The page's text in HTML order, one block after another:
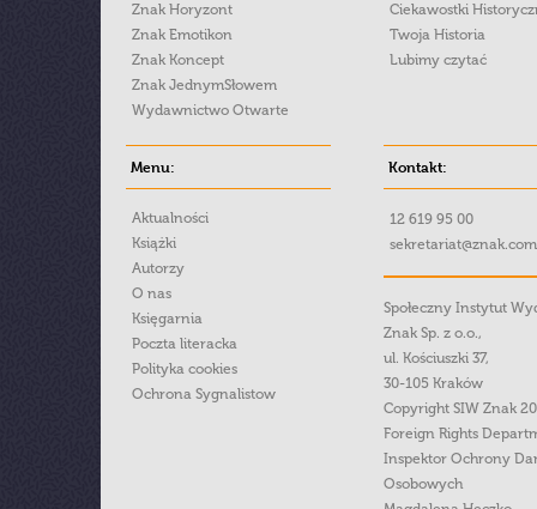
Znak Horyzont
Znak Emotikon
Znak Koncept
Znak JednymSłowem
Wydawnictwo Otwarte
Ciekawostki
Twoja Historia
Lubimy czytać
Menu:
Aktualności
Książki
Autorzy
O nas
Księgarnia
Poczta literacka
Polityka cookies
Ochrona Sygnalistow
Kontakt:
12 619 95 00
Społeczny Instytut
Znak Sp. z o.o.,
ul. Kościuszki 37,
30-105 Kraków
Copyright SIW Znak
Foreign Rights
Inspektor Ochrony
Osobowych